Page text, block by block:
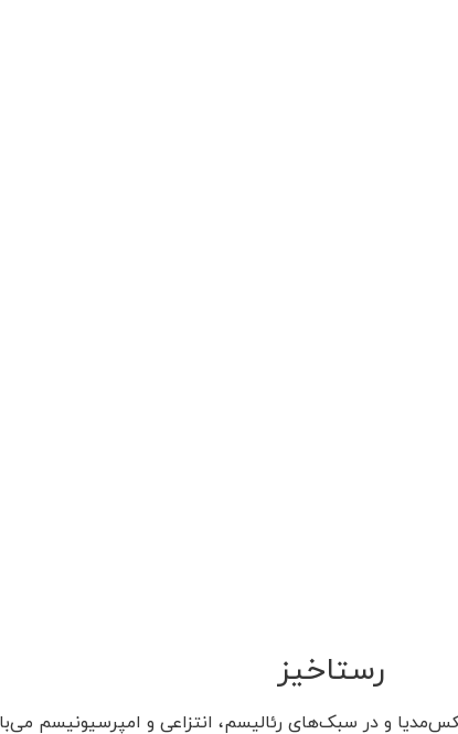
رستاخیز
و در سبک‌های رئالیسم، انتزاعی و امپرسیونیسم